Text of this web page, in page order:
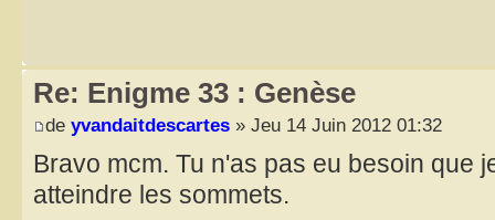
Re: Enigme 33 : Genèse
de yvandaitdescartes » Jeu 14 Juin 2012 01:32
Bravo mcm. Tu n'as pas eu besoin que
atteindre les sommets.